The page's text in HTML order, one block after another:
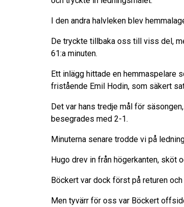
I den andra halvleken blev
De tryckte tillbaka oss till viss del,
61:a minuten.
Ett inlägg hittade en hemmaspelare
fristående Emil Hodin, som säkert
Det var hans tredje mål för
besegrades med 2-1.
Minuterna senare trodde vi på
Hugo drev in från högerkanten, sköt
Böckert var dock först på returen
Men tyvärr för oss var Böckert